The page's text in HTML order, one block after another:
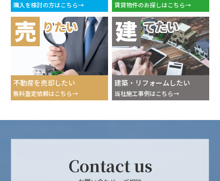
購入を検討の方はこちら 賃貸物件のお探しはこちら
売 りたい
不動産を売却したい
無料査定依頼はこちら
建 てたい
建築・リフォームしたい
当社施工事例はこちら
Contact us